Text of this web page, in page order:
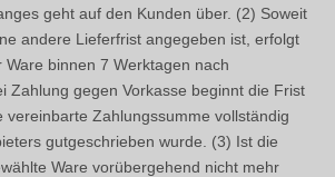
geht auf den Kunden über. (2) Soweit
andere Lieferfrist angegeben ist, erfolgt
Ware binnen 7 Werktagen nach
Zahlung gegen Vorkasse beginnt die Frist
vereinbarte Zahlungssumme vollständig
gutgeschrieben wurde. (3) Ist die
Ware vorübergehend nicht mehr